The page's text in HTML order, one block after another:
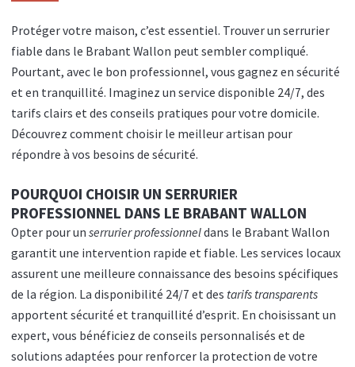
Protéger votre maison, c’est essentiel. Trouver un serrurier
fiable dans le Brabant Wallon peut sembler compliqué.
Pourtant, avec le bon professionnel, vous gagnez en sécurité
et en tranquillité. Imaginez un service disponible 24/7, des
tarifs clairs et des conseils pratiques pour votre domicile.
Découvrez comment choisir le meilleur artisan pour
répondre à vos besoins de sécurité.
POURQUOI CHOISIR UN SERRURIER
PROFESSIONNEL DANS LE BRABANT WALLON
Opter pour un serrurier professionneldans le Brabant Wallon
garantit une intervention rapide et fiable. Les services locaux
assurent une meilleure connaissance des besoins spécifiques
de la région. La disponibilité 24/7 et des tarifs transparents
apportent sécurité et tranquillité d’esprit. En choisissant un
expert, vous bénéficiez de conseils personnalisés et de
solutions adaptées pour renforcer la protection de votre